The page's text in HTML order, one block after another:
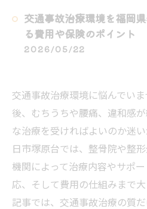
交通事故治療環境を福岡
る費用や保険のポイント
2026/05/22
交通事故治療環境に悩んでい
後、むちうちや腰痛、違和感
な治療を受ければよいのか迷
日市塚原台では、整骨院や整
機関によって治療内容やサポ
応、そして費用の仕組みまで
記事では、交通事故治療の質